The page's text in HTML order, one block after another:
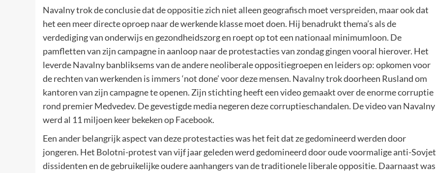
Navalny trok de conclusie dat de oppositie zich niet alleen geografisch moet verspreiden, maar ook dat
het een meer directe oproep naar de werkende klasse moet doen. Hij benadrukt thema’s als de
verdediging van onderwijs en gezondheidszorg en roept op tot een nationaal minimumloon. De
pamfletten van zijn campagne in aanloop naar de protestacties van zondag gingen vooral hierover. Het
leverde Navalny banbliksems van de andere neoliberale oppositiegroepen en leiders op: opkomen voor
de rechten van werkenden is immers ‘not done’ voor deze mensen. Navalny trok doorheen Rusland om
kantoren van zijn campagne te openen. Zijn stichting heeft een video gemaakt over de enorme corruptie
rond premier Medvedev. De gevestigde media negeren deze corruptieschandalen. De video van Navalny
werd al 11 miljoen keer bekeken op Facebook.
Een ander belangrijk aspect van deze protestacties was het feit dat ze gedomineerd werden door
jongeren. Het Bolotni-protest van vijf jaar geleden werd gedomineerd door oude voormalige anti-Sovjet
dissidenten en de gebruikelijke oudere aanhangers van de traditionele liberale oppositie. Daarnaast was